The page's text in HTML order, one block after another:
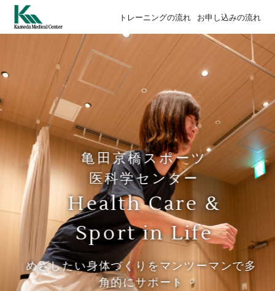
トレーニングの流れ お申し込みの流れ
亀田京橋スポーツ
医科学センター
Health Care &
Sport in Life
めざしたい身体づくりをマンツーマンで多
角的にサポート